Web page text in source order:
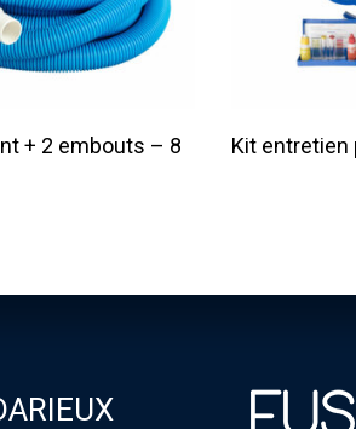
Lire La Suite
+ 2 embouts – 8
Kit entretien